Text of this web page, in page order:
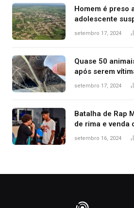
Homem é preso
adolescente
estaca de cerca
setembro 17, 2024
Quase 50
após serem
florestais no
setembro 17, 2024
Batalha de Rap
de rima e venda
no Mercado
setembro 16, 2024